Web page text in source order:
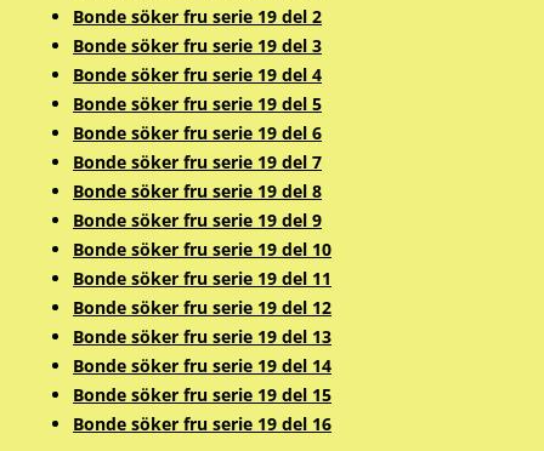
Bonde söker fru serie 19 del 2
Bonde söker fru serie 19 del 3
Bonde söker fru serie 19 del 4
Bonde söker fru serie 19 del 5
Bonde söker fru serie 19 del 6
Bonde söker fru serie 19 del 7
Bonde söker fru serie 19 del 8
Bonde söker fru serie 19 del 9
Bonde söker fru serie 19 del 10
Bonde söker fru serie 19 del 11
Bonde söker fru serie 19 del 12
Bonde söker fru serie 19 del 13
Bonde söker fru serie 19 del 14
Bonde söker fru serie 19 del 15
Bonde söker fru serie 19 del 16